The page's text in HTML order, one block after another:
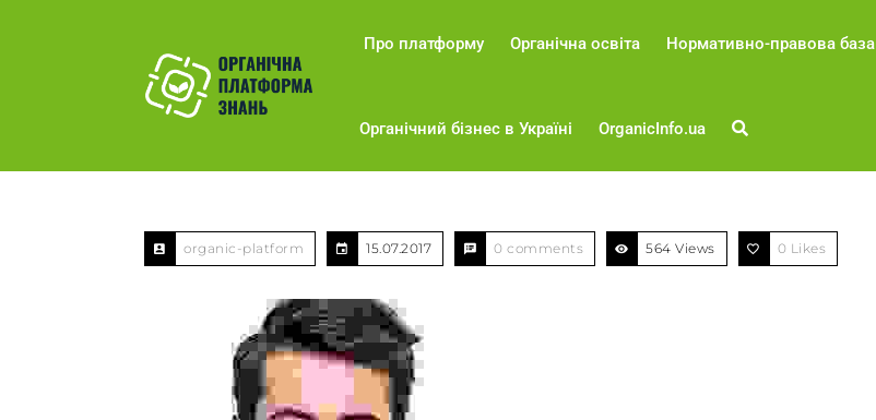
Про платформу Органічна освіта Нормативно-правова база
Органічний бізнес в Україні OrganicInfo.ua
organic-platform 15.07.2017 0 comments 564 Views 0 Likes